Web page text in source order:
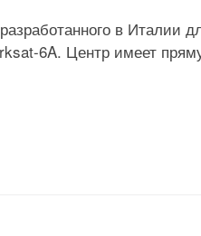
в Италии
6A. Центр имеет